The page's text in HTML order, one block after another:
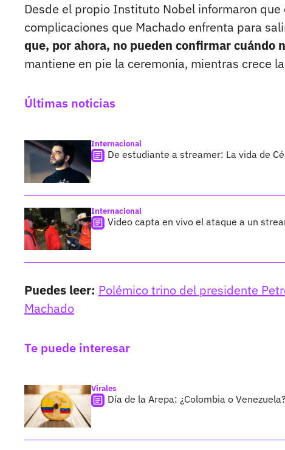
Desde el propio Instituto Nobel informaron
complicaciones que Machado enfrenta para
que, por ahora, no pueden confirmar cuándo
mantiene en pie la ceremonia, mientras crece
Últimas noticias
Internacional
De estudiante a streamer: La vida de
Internacional
Video capta en vivo el ataque a un
Puedes leer: Polémico trino del presidente
Machado
Te puede interesar
Virales
Día de la Arepa: ¿Colombia o